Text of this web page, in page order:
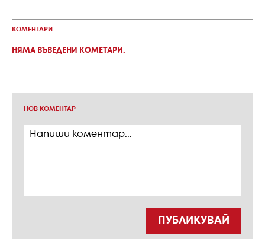
КОМЕНТАРИ
НЯМА ВЪВЕДЕНИ КОМЕТАРИ.
НОВ КОМЕНТАР
ПУБЛИКУВАЙ